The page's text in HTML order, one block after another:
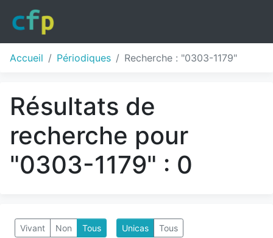
Accueil Périodiques Recherche : "0303-1179"
Résultats de
recherche pour
"0303-1179" : 0
Vivant Non Tous Unicas Tous